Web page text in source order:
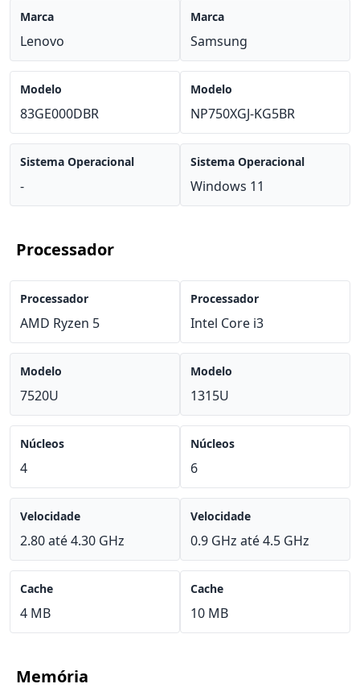
Marca
Lenovo
Modelo
83GE000DBR
Sistema Operacional
-
Marca
Samsung
Modelo
NP750XGJ-KG5BR
Sistema Operacional
Windows 11
Processador
Processador
AMD Ryzen 5
Modelo
7520U
Núcleos
4
Velocidade
2.80 até 4.30 GHz
Cache
4 MB
Processador
Intel Core i3
Modelo
1315U
Núcleos
6
Velocidade
0.9 GHz até 4.5 GHz
Cache
10 MB
Memória